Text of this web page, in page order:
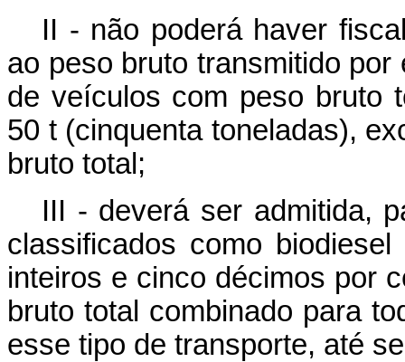
II - não poderá haver
ao peso bruto transmitido
de veículos com peso bruto
50 t (cinquenta toneladas),
bruto total;
III - deverá ser admitida,
classificados como
inteiros e cinco décimos por
bruto total combinado para
esse tipo de transporte, até